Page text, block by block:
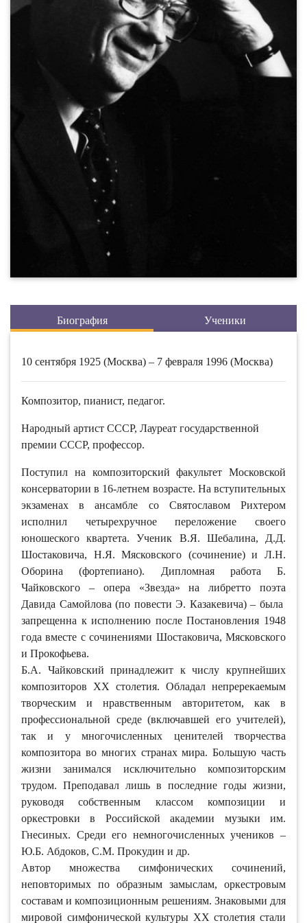
Биография Ученики
10 сентября 1925 (Москва) – 7 февраля 1996 (Москва)
Композитор, пианист, педагог.
Народный артист СССР, Лауреат государственной
премии СССР, профессор.
Поступил на композиторский факультет Московской
консерватории в 16-летнем возрасте. На вступительных
экзаменах в ансамбле со Святославом Рихтером
исполнил четырехручное переложение своего
юношеского квартета. Ученик В.Я. Шебалина, Д.Д.
Шостаковича, Н.Я. Мясковского (сочинение) и Л.Н.
Оборина (фортепиано). Дипломная работа Б.
Чайковского – опера «Звезда» на либретто поэта
Давида Самойлова (по повести Э. Казакевича) – была
запрещенна к исполнению после Постановления 1948
года вместе с сочинениями Шостаковича, Мясковского
и Прокофьева.
Б.А. Чайковский принадлежит к числу крупнейших
композиторов ХХ столетия. Обладал непререкаемым
творческим и нравственным авторитетом, как в
профессиональной среде (включавшей его учителей),
так и у многочисленных ценителей творчества
композитора во многих странах мира. Большую часть
жизни занимался исключительно композиторским
трудом. Преподавал лишь в последние годы жизни,
руководя собственным классом композиции и
оркестровки в Российской академии музыки им.
Гнесиных. Среди его немногочисленных учеников –
Ю.Б. Абдоков, С.М. Прокудин и др.
Автор множества симфонических сочинений,
неповторимых по образным замыслам, оркестровым
составам и композиционным решениям. Знаковыми для
мировой симфонической культуры ХХ столетия стали